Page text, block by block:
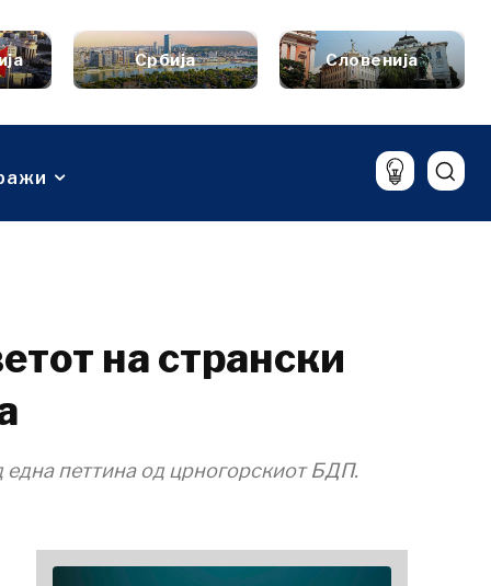
Вести
Настани
Спорт
&
Србија Словенија
на странски
една петтина од црногорскиот БДП.